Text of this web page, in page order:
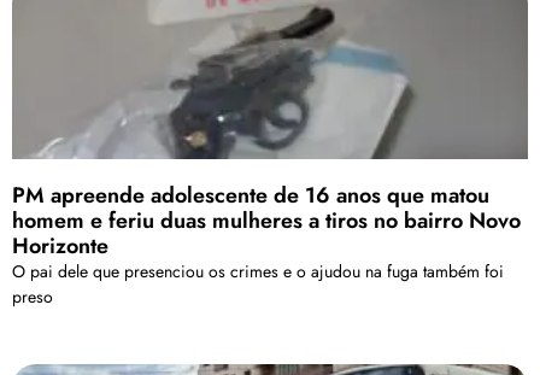
PM apreende adolescente de 16 anos que matou
homem e feriu duas mulheres a tiros no bairro Novo
Horizonte
O pai dele que presenciou os crimes e o ajudou na fuga também foi
preso